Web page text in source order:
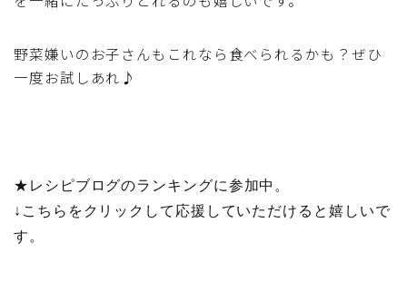
野菜嫌いのお子さんもこれなら食べられるかも？ぜひ
一度お試しあれ♪
★ レシピブログのランキングに参加中。
↓こちらをクリックして応援していただけると嬉しいで
す。